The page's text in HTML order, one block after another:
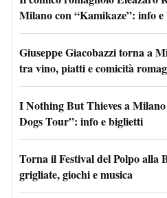
Milano con “Kamikaze”: info
Giuseppe Giacobazzi torna a
tra vino, piatti e comicità
I Nothing But Thieves a
Dogs Tour”: info e biglietti
Torna il Festival del Polpo alla
grigliate, giochi e musica